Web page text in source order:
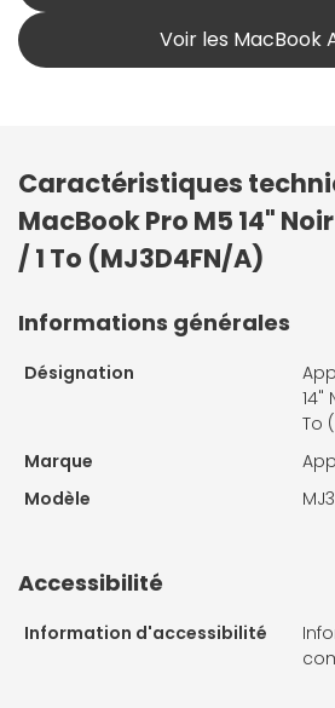
Voir les MacBook
Caractéristiques
MacBook Pro M5 14"
/ 1 To (MJ3D4FN/A)
Informations générales
Désignation
14"
To
Marque
Modèle
Accessibilité
Information d'accessibilité